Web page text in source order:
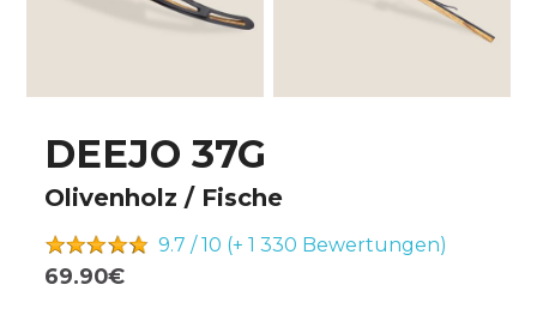
DEEJO 37G
Olivenholz / Fische
9.7 / 10 (+ 1 330 Bewertungen)
69.90€